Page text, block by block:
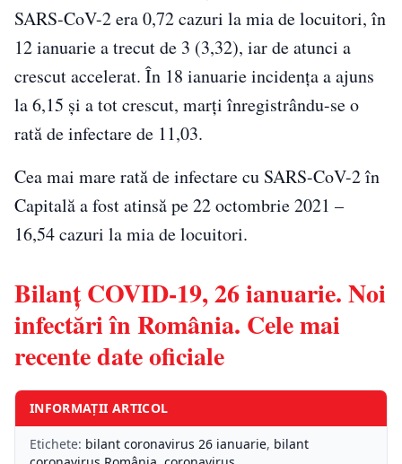
SARS-CoV-2 era 0,72 cazuri la mia de locuitori, în
12 ianuarie a trecut de 3 (3,32), iar de atunci a
crescut accelerat. În 18 ianuarie incidenţa a ajuns
la 6,15 şi a tot crescut, marţi înregistrându-se o
rată de infectare de 11,03.
Cea mai mare rată de infectare cu SARS-CoV-2 în
Capitală a fost atinsă pe 22 octombrie 2021 –
16,54 cazuri la mia de locuitori.
Bilanț COVID-19, 26 ianuarie. Noi
infectări în România. Cele mai
recente date oficiale
INFORMAȚII ARTICOL
Etichete: bilant coronavirus 26 ianuarie, bilant